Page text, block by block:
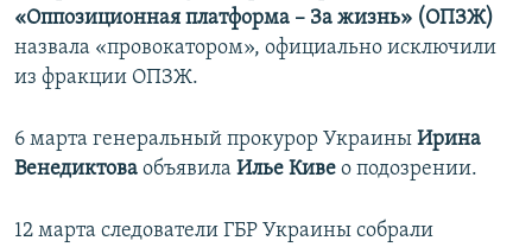
«Оппозиционная платформа – За жизнь» (ОПЗЖ)
назвала «провокатором», официально исключили
из фракции ОПЗЖ.
6 марта генеральный прокурор Украины Ирина
Венедиктова объявила Илье Киве о подозрении.
12 марта следователи ГБР Украины собрали